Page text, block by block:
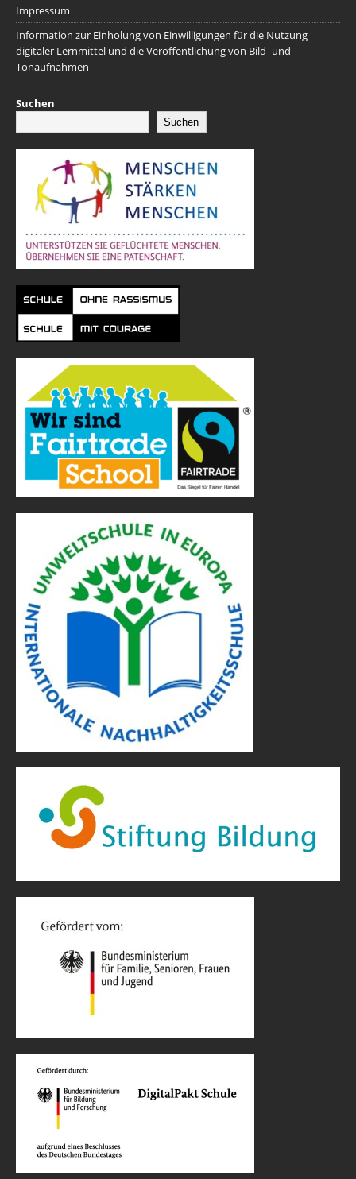
Impressum
Information zur Einholung von Einwilligungen für die Nutzung
digitaler Lernmittel und die Veröffentlichung von Bild- und
Tonaufnahmen
Suchen
Suchen